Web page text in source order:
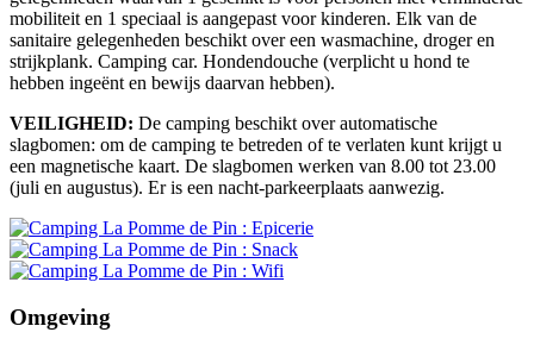
mobiliteit en 1 speciaal is aangepast voor kinderen. Elk van de
sanitaire gelegenheden beschikt over een wasmachine, droger en
strijkplank. Camping car. Hondendouche (verplicht u hond te
hebben ingeënt en bewijs daarvan hebben).
VEILIGHEID: De camping beschikt over automatische
slagbomen: om de camping te betreden of te verlaten kunt krijgt u
een magnetische kaart. De slagbomen werken van 8.00 tot 23.00
(juli en augustus). Er is een nacht-parkeerplaats aanwezig.
Omgeving